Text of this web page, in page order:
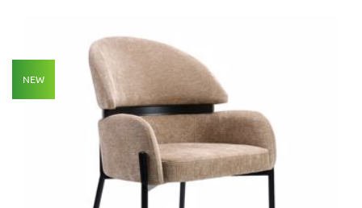
NEW